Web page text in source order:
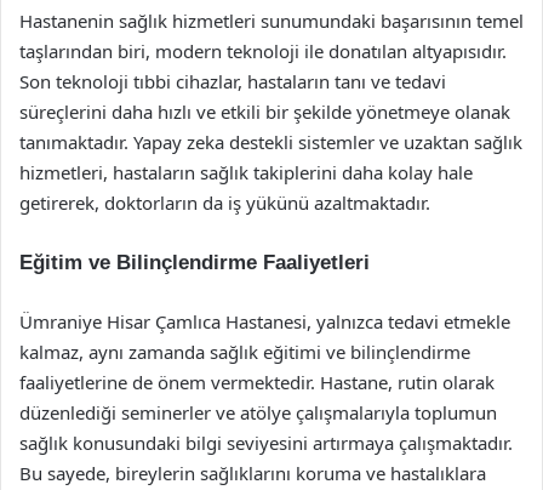
Hastanenin sağlık hizmetleri sunumundaki başarısının temel
taşlarından biri, modern teknoloji ile donatılan altyapısıdır.
Son teknoloji tıbbi cihazlar, hastaların tanı ve tedavi
süreçlerini daha hızlı ve etkili bir şekilde yönetmeye olanak
tanımaktadır. Yapay zeka destekli sistemler ve uzaktan sağlık
hizmetleri, hastaların sağlık takiplerini daha kolay hale
getirerek, doktorların da iş yükünü azaltmaktadır.
Eğitim ve Bilinçlendirme Faaliyetleri
Ümraniye Hisar Çamlıca Hastanesi, yalnızca tedavi etmekle
kalmaz, aynı zamanda sağlık eğitimi ve bilinçlendirme
faaliyetlerine de önem vermektedir. Hastane, rutin olarak
düzenlediği seminerler ve atölye çalışmalarıyla toplumun
sağlık konusundaki bilgi seviyesini artırmaya çalışmaktadır.
Bu sayede, bireylerin sağlıklarını koruma ve hastalıklara